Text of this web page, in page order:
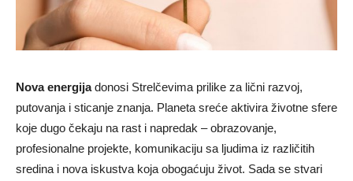
Nova energijadonosi Strelčevima prilike za lični razvoj,
putovanja i sticanje znanja. Planeta sreće aktivira životne sfere
koje dugo čekaju na rast i napredak – obrazovanje,
profesionalne projekte, komunikaciju sa ljudima iz različitih
sredina i nova iskustva koja obogaćuju život. Sada se stvari